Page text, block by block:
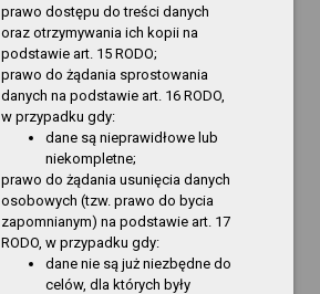
2020-03-10
09:13:47
Paweł Kubiak
2019-07-19
11:32:09
Dyrektor
Biblioteki
2019-07-19
11:31:20
Stempński
2019-07-01
14:50:34
Paweł Kubiak
2019-06-28
08:42:59
Krzysztof
Kopija
2019-06-17
13:02:49
Krzysztof
Kopija
prawo dostępu do treści danych
oraz otrzymywania ich kopii na
podstawie art. 15 RODO;
prawo do żądania sprostowania
danych na podstawie art. 16 RODO,
w przypadku gdy:
dane są nieprawidłowe lub
niekompletne;
prawo do żądania usunięcia danych
osobowych (tzw. prawo do bycia
zapomnianym) na podstawie art. 17
RODO, w przypadku gdy:
dane nie są już niezbędne do
celów, dla których były